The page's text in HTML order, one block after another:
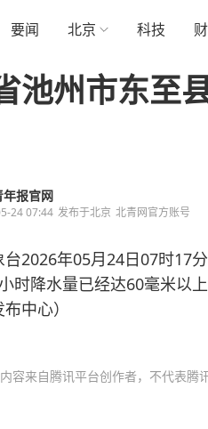
要闻 北京 科技
池州市东至
年报官网
24 07:44 发布于北京 北青网官方账号
台2026年05月24日07时17
时降水量已经达60毫米以
中心）
容来自腾讯平台创作者，不代表腾